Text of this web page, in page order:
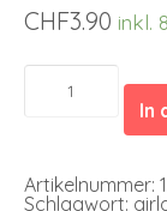
CHF3.90 inkl.
Girlande
4m
In
Artikelnummer:
Schlagwort: